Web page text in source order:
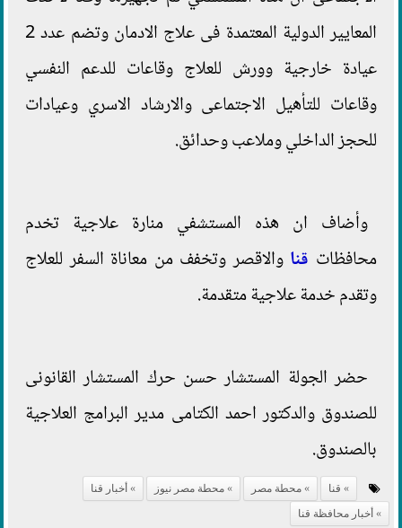
المعايير الدولية المعتمدة فى علاج الادمان وتضم عدد 2
عيادة خارجية وورش للعلاج وقاعات للدعم النفسي
وقاعات للتأهيل الاجتماعى والارشاد الاسري وعيادات
للحجز الداخلي وملاعب وحدائق.
وأضاف ان هذه المستشفي منارة علاجية تخدم
محافظات قنا والاقصر وتخفف من معاناة السفر للعلاج
وتقدم خدمة علاجية متقدمة.
حضر الجولة المستشار حسن حرك المستشار القانونى
للصندوق والدكتور احمد الكتامى مدير البرامج العلاجية
بالصندوق.
قنا محطة مصر محطة مصر نيوز
أخبار قنا
أخبار محافظة قنا